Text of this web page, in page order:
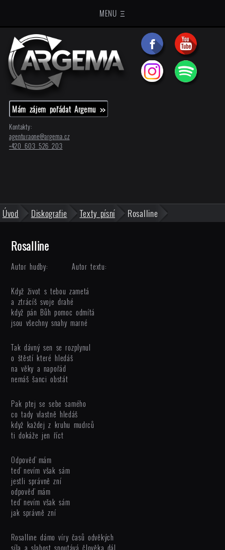
MENU Ξ
Mám zájem pořádat Argemu >>
Kontakty:
agenturaone@argema.cz
+420 603 526 203
Úvod Diskografie Texty písní Rosalline
Rosalline
Autor hudby: Autor textu:
Když život s tebou zametá
a ztrácíš svoje drahé
když pán Bůh pomoc odmítá
jsou všechny snahy marné
Tak dávný sen se rozplynul
o štěstí které hledáš
na věky a napořád
nemáš šanci obstát
Pak ptej se sebe samého
co tady vlastně hledáš
když každej z kruhu mudrců
ti dokáže jen říct
Odpověď mám
teď nevím však sám
jestli správně zní
odpověď mám
teď nevím však sám
jak správně zní
Rosalline dámo víry časů odvěkých
síla a slabost spoutává člověka dál